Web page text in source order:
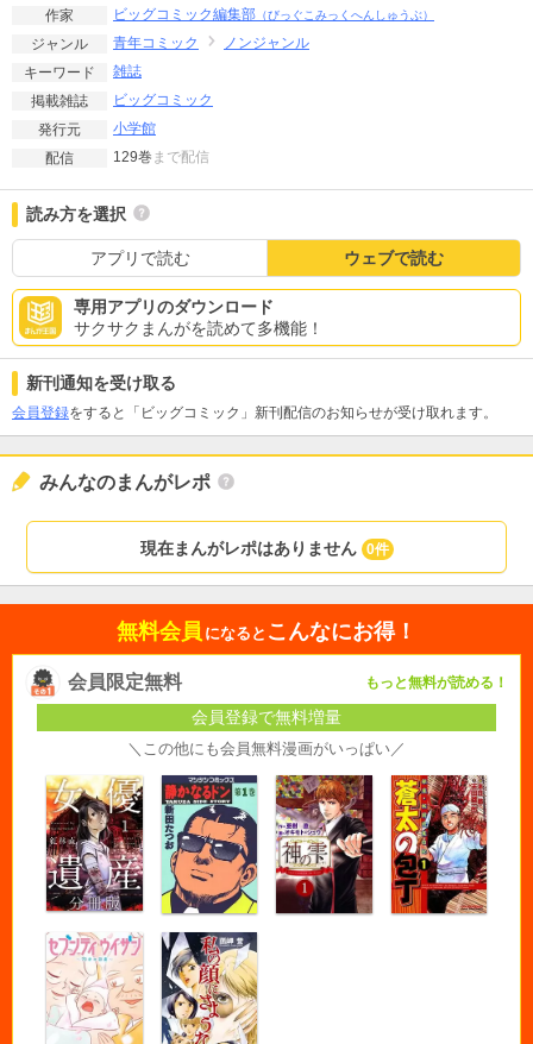
作家 ビッグコミック編集部 （びっぐこみっくへんしゅうぶ）
ジャンル 青年コミック
ノンジャンル
キーワード
雑誌
掲載雑誌
ビッグコミック
発行元
小学館
配信
129巻 まで配信
読み方を選択
アプリで読む ウェブで読む
専用アプリのダウンロード
サクサクまんがを読めて多機能！
新刊通知を受け取る
会員登録をすると「ビッグコミック」新刊配信のお知らせが受け取れます。
みんなのまんがレポ
現在まんがレポはありません 0件
無料会員 になると こんなにお得！
会員限定無料 もっと無料が読める！
会員登録で無料増量
＼この他にも会員無料漫画がいっぱい／